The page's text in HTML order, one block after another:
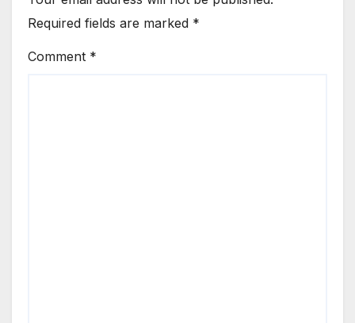
Required fields are marked *
Comment *